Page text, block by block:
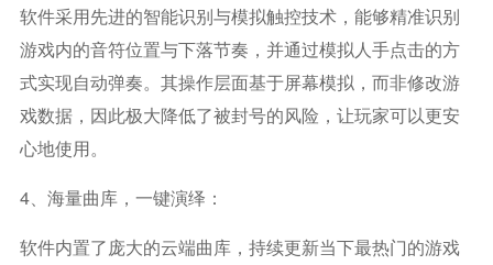
软件采用先进的智能识别与模拟触控技术，能够精准识别
游戏内的音符位置与下落节奏，并通过模拟人手点击的方
式实现自动弹奏。其操作层面基于屏幕模拟，而非修改游
戏数据，因此极大降低了被封号的风险，让玩家可以更安
心地使用。
4、海量曲库，一键演绎：
软件内置了庞大的云端曲库，持续更新当下最热门的游戏